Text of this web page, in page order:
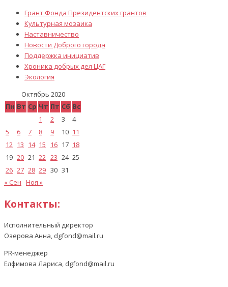
Грант Фонда Президентских грантов
Культурная мозаика
Наставничество
Новости Доброго города
Поддержка инициатив
Хроника добрых дел ЦАГ
Экология
Октябрь 2020
Пн Вт Ср Чт Пт Сб Вс
1
2 3
4
5
6 7 8 9 10 11
12 13 14 15 16 17 18
19 20 21 22 23 24 25
26 27 28 29 30 31
« Сен Ноя »
Контакты:
Исполнительный директор
Озерова Анна, dgfond@mail.ru
PR-менеджер
Елфимова Лариса, dgfond@mail.ru